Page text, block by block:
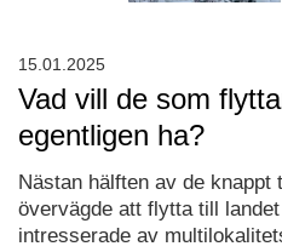
Vad vill de som
egentligen ha?
Nästan hälften av de knappt
övervägde att flytta till
intresserade av
15.01.2025